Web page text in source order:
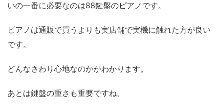
いの一番に必要なのは88鍵盤のピアノです。
ピアノは通販で買うよりも実店舗で実機に触れた方が良い
です。
どんなさわり心地なのかがわかります。
あとは鍵盤の重さも重要ですね。